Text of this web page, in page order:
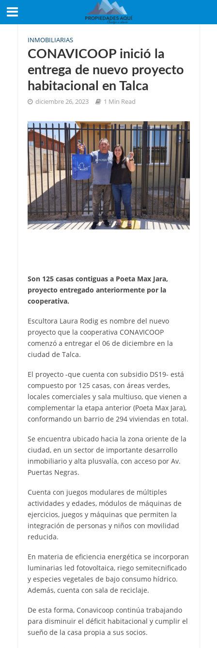
INMOBILIARIAS
CONAVICOOP inició la
entrega de nuevo proyecto
habitacional en Talca
diciembre 26, 2023 1 Min Read
Son 125 casas contiguas a Poeta Max Jara,
proyecto entregado anteriormente por la
cooperativa.
Escultora Laura Rodig es nombre del nuevo
proyecto que la cooperativa CONAVICOOP
comenzó a entregar el 06 de diciembre en la
ciudad de Talca.
El proyecto -que cuenta con subsidio DS19- está
compuesto por 125 casas, con áreas verdes,
locales comerciales y sala multiuso, que vienen a
complementar la etapa anterior (Poeta Max Jara),
conformando un barrio de 294 viviendas en total.
Se encuentra ubicado hacia la zona oriente de la
ciudad, en un sector de importante desarrollo
inmobiliario y alta plusvalía, con acceso por Av.
Puertas Negras.
Cuenta con juegos modulares de múltiples
actividades y edades, módulos de máquinas de
ejercicios, juegos y máquinas que permiten la
integración de personas y niños con movilidad
reducida.
En materia de eficiencia energética se incorporan
luminarias led fotovoltaica, riego semitecnificado
y especies vegetales de bajo consumo hídrico.
Además, cuenta con sala de reciclaje.
De esta forma, Conavicoop continúa trabajando
para disminuir el déficit habitacional y cumplir el
sueño de la casa propia a sus socios.